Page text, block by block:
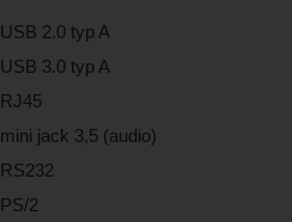
USB 2.0 typ A
USB 3.0 typ A
RJ45
mini jack 3,5 (audio)
RS232
PS/2